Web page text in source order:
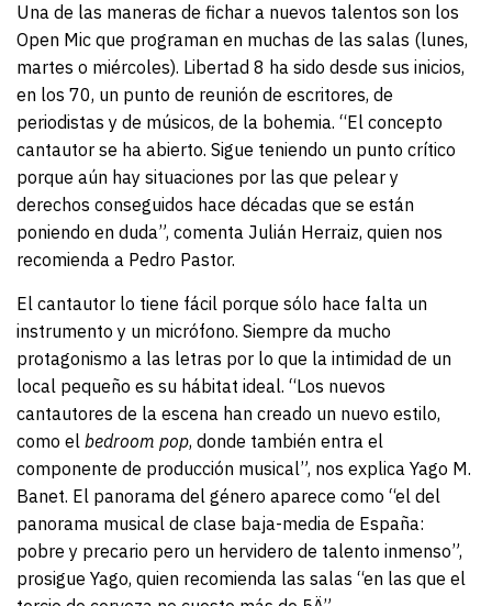
Una de las maneras de fichar a nuevos talentos son los
Open Mic que programan en muchas de las salas (lunes,
martes o miércoles). Libertad 8 ha sido desde sus inicios,
en los 70, un punto de reunión de escritores, de
periodistas y de músicos, de la bohemia. “El concepto
cantautor se ha abierto. Sigue teniendo un punto crítico
porque aún hay situaciones por las que pelear y
derechos conseguidos hace décadas que se están
poniendo en duda”, comenta Julián Herraiz, quien nos
recomienda a Pedro Pastor.
El cantautor lo tiene fácil porque sólo hace falta un
instrumento y un micrófono. Siempre da mucho
protagonismo a las letras por lo que la intimidad de un
local pequeño es su hábitat ideal. “Los nuevos
cantautores de la escena han creado un nuevo estilo,
como el bedroom pop, donde también entra el
componente de producción musical”, nos explica Yago M.
Banet. El panorama del género aparece como “el del
panorama musical de clase baja-media de España:
pobre y precario pero un hervidero de talento inmenso”,
prosigue Yago, quien recomienda las salas “en las que el